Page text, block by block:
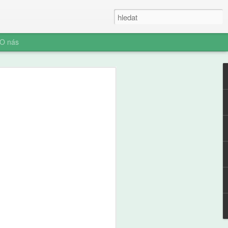
O nás
Slepá místa
Věci, o kterých
ale vy možná ne
devět let, dostal na starost stan.
dvě minuty ji otáčí. Táta to
ať tu nejsme do večera." Stan stojí
dříví do komínku, kouří to,